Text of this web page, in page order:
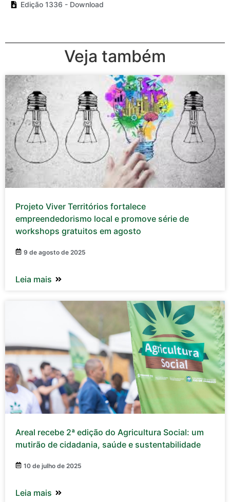
Edição 1336 - Download
Veja também
Projeto Viver Territórios fortalece
empreendedorismo local e promove série de
workshops gratuitos em agosto
9 de agosto de 2025
Leia mais
Areal recebe 2ª edição do Agricultura Social: um
mutirão de cidadania, saúde e sustentabilidade
10 de julho de 2025
Leia mais